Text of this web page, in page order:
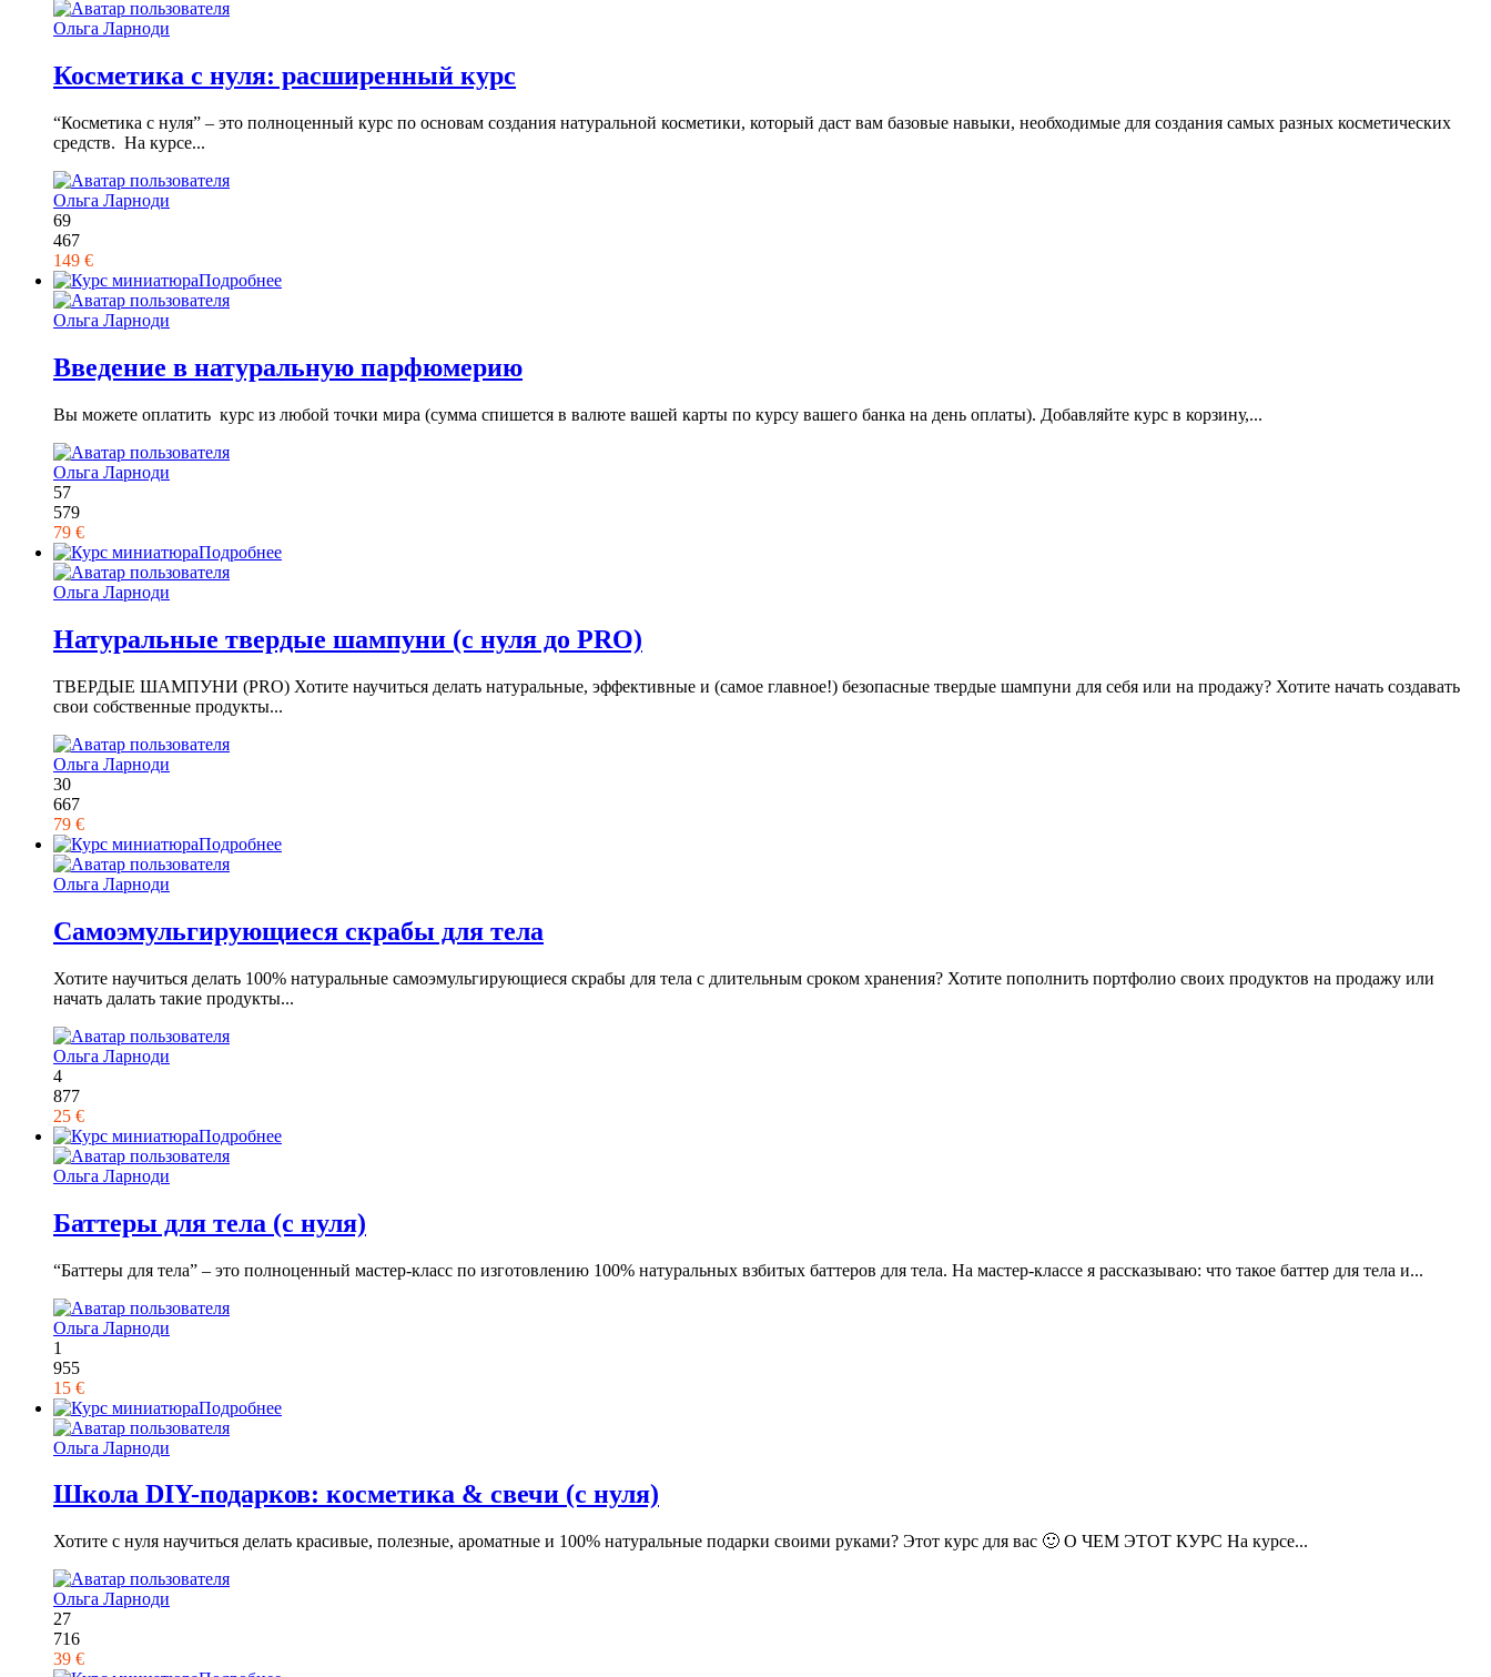
Ольга Ларноди
Косметика с нуля: расширенный курс
“Косметика с нуля” – это полноценный курс по основам создания натуральной косметики, который даст вам базовые навыки, необходимые для создания самых разных косметических
средств. На курсе...
Ольга Ларноди
69
467
149 €
Подробнее
Ольга Ларноди
Введение в натуральную парфюмерию
Вы можете оплатить курс из любой точки мира (сумма спишется в валюте вашей карты по курсу вашего банка на день оплаты). Добавляйте курс в корзину,...
Ольга Ларноди
57
579
79 €
Подробнее
Ольга Ларноди
Натуральные твердые шампуни (с нуля до PRO)
ТВЕРДЫЕ ШАМПУНИ (PRO) Хотите научиться делать натуральные, эффективные и (самое главное!) безопасные твердые шампуни для себя или на продажу? Хотите начать создавать
свои собственные продукты...
Ольга Ларноди
30
667
79 €
Подробнее
Ольга Ларноди
Самоэмульгирующиеся скрабы для тела
Хотите научиться делать 100% натуральные самоэмульгирующиеся скрабы для тела c длительным сроком хранения? Хотите пополнить портфолио своих продуктов на продажу или
начать далать такие продукты...
Ольга Ларноди
4
877
25 €
Подробнее
Ольга Ларноди
Баттеры для тела (с нуля)
“Баттеры для тела” – это полноценный мастер-класс по изготовлению 100% натуральных взбитых баттеров для тела. На мастер-классе я рассказываю: что такое баттер для тела и...
Ольга Ларноди
1
955
15 €
Подробнее
Ольга Ларноди
Школа DIY-подарков: косметика & свечи (с нуля)
Хотите с нуля научиться делать красивые, полезные, ароматные и 100% натуральные подарки своими руками? Этот курс для вас 🙂 О ЧЕМ ЭТОТ КУРС На курсе...
Ольга Ларноди
27
716
39 €